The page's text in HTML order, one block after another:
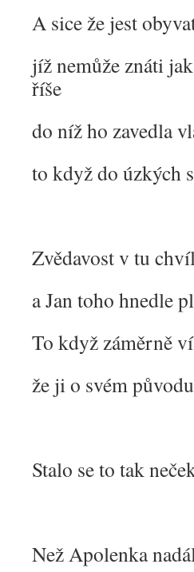
A sice že jest
jíž nemůže znáti
říše
do níž ho zavedla
to když do úzkých
Zvědavost v tu
a Jan toho hnedle
To když záměrně
že ji o svém
Stalo se to tak
Než Apolenka